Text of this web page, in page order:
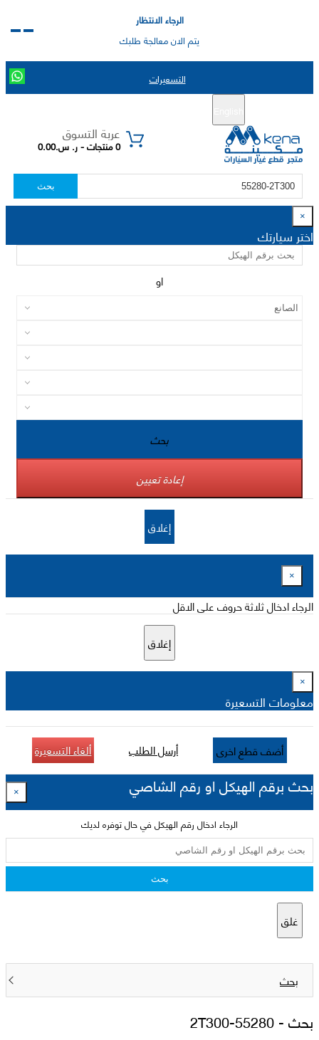
الرجاء الانتظار
يتم الان معالجة طلبك
التسعيرات
عربة التسوق
0 منتجات - ر. س.0.00
بحث
×
اختر سيارتك
او
بحث
إعادة تعيين
إغلاق
×
الرجاء ادخال ثلاثة حروف على الاقل
إغلاق
×
معلومات التسعيرة
أضف قطع اخرى أرسل الطلب ألغاء التسعيرة
بحث برقم الهيكل او رقم الشاصي ×
الرجاء ادخال رقم الهيكل في حال توفره لديك
بحث
غلق
بحث
بحث -55280-2T300